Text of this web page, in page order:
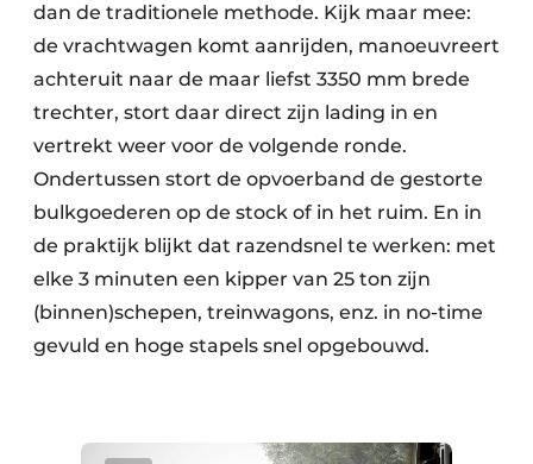
dan de traditionele methode. Kijk maar mee:
de vrachtwagen komt aanrijden, manoeuvreert
achteruit naar de maar liefst 3350 mm brede
trechter, stort daar direct zijn lading in en
vertrekt weer voor de volgende ronde.
Ondertussen stort de opvoerband de gestorte
bulkgoederen op de stock of in het ruim. En in
de praktijk blijkt dat razendsnel te werken: met
elke 3 minuten een kipper van 25 ton zijn
(binnen)schepen, treinwagons, enz. in no-time
gevuld en hoge stapels snel opgebouwd.